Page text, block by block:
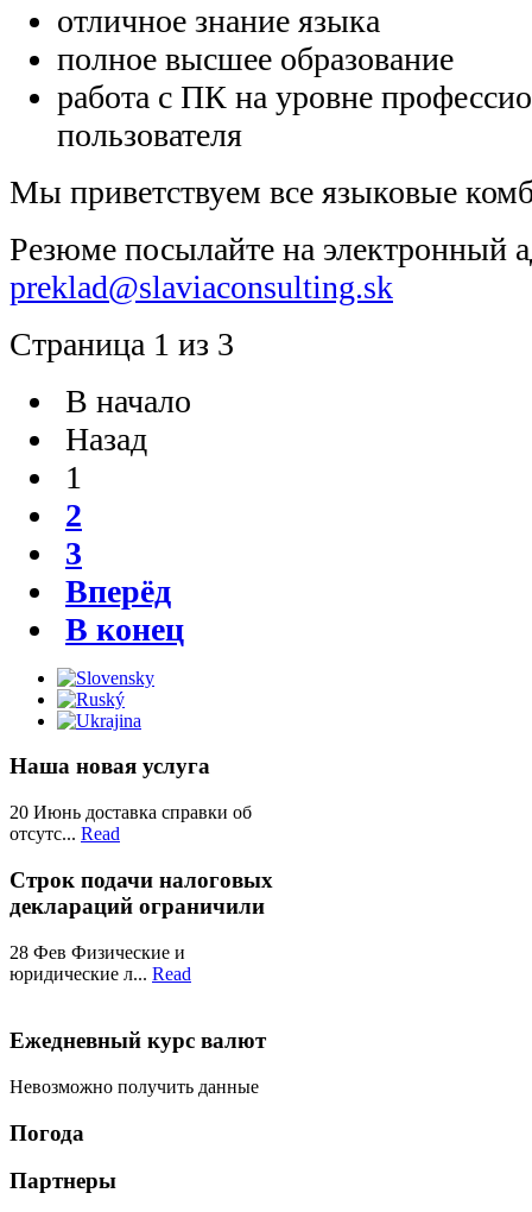
отличное знание языка
полное высшее образование
работа с ПК на уровне
пользователя
Мы приветствуем все языковые
Резюме посылайте на электронный
preklad@slaviaconsulting.sk
Страница 1 из 3
В начало
Назад
1
2
3
Вперёд
В конец
Наша новая услуга
20 Июнь доставка справки об
отсутс... Read
Строк подачи налоговых
деклараций ограничили
28 Фев Физические и
юридические л... Read
Ежедневный курс валют
Невозможно получить данные
Пoгодa
Партнеры